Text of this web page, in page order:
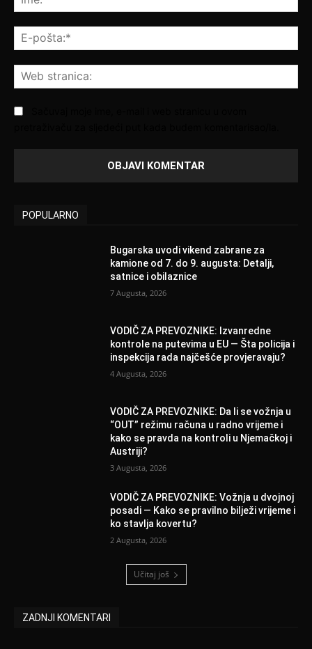
POPULARNO
Bugarska uvodi vikend zabrane za
kamione od 7. do 9. augusta: Detalji,
satnice i obilaznice
7 Augusta, 2026
VODIČ ZA PREVOZNIKE: Izvanredne
kontrole na putevima u EU — Šta policija i
inspekcija rada najčešće provjeravaju?
4 Augusta, 2026
VODIČ ZA PREVOZNIKE: Da li se vožnja u
“OUT” režimu računa u radno vrijeme i
kako se pravda na kontroli u Njemačkoj i
Austriji?
3 Augusta, 2026
VODIČ ZA PREVOZNIKE: Vožnja u dvojnoj
posadi — Kako se pravilno bilježi vrijeme i
ko stavlja kovertu?
2 Augusta, 2026
Učitaj još
ZADNJI KOMENTARI